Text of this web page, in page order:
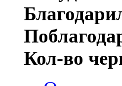
Кол-во